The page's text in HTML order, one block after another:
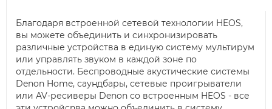
Благодаря встроенной сетевой технологии HEOS,
вы можете объединить и синхронизировать
различные устройства в единую систему мультирум
или управлять звуком в каждой зоне по
отдельности. Беспроводные акустические системы
Denon Home, саундбары, сетевые проигрыватели
или AV-ресиверы Denon со встроенным HEOS - все